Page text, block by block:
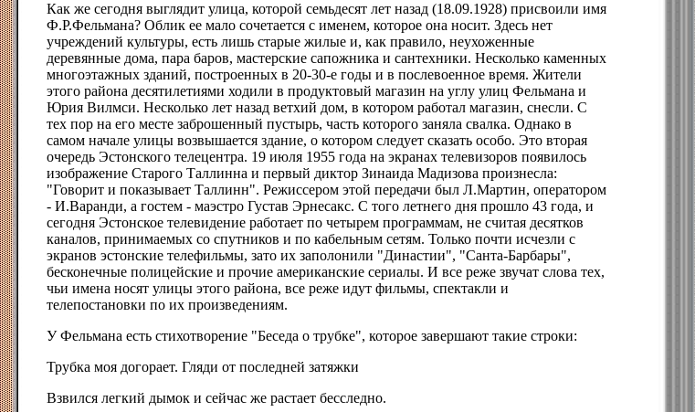
Как же сегодня выглядит улица, которой семьдесят лет назад (18.09.1928) присвоили имя
Ф.Р.Фельмана? Облик ее мало сочетается с именем, которое она носит. Здесь нет
учреждений культуры, есть лишь старые жилые и, как правило, неухоженные
деревянные дома, пара баров, мастерские сапожника и сантехники. Несколько каменных
многоэтажных зданий, построенных в 20-30-е годы и в послевоенное время. Жители
этого района десятилетиями ходили в продуктовый магазин на углу улиц Фельмана и
Юрия Вилмси. Несколько лет назад ветхий дом, в котором работал магазин, снесли. С
тех пор на его месте заброшенный пустырь, часть которого заняла свалка. Однако в
самом начале улицы возвышается здание, о котором следует сказать особо. Это вторая
очередь Эстонского телецентра. 19 июля 1955 года на экранах телевизоров появилось
изображение Старого Таллинна и первый диктор Зинаида Мадизова произнесла:
"Говорит и показывает Таллинн". Режиссером этой передачи был Л.Мартин, оператором
- И.Варанди, а гостем - маэстро Густав Эрнесакс. С того летнего дня прошло 43 года, и
сегодня Эстонское телевидение работает по четырем программам, не считая десятков
каналов, принимаемых со спутников и по кабельным сетям. Только почти исчезли с
экранов эстонские телефильмы, зато их заполонили "Династии", "Санта-Барбары",
бесконечные полицейские и прочие американские сериалы. И все реже звучат слова тех,
чьи имена носят улицы этого района, все реже идут фильмы, спектакли и
телепостановки по их произведениям.
У Фельмана есть стихотворение "Беседа о трубке", которое завершают такие строки:
Трубка моя догорает. Гляди от последней затяжки
Взвился легкий дымок и сейчас же растает бесследно.